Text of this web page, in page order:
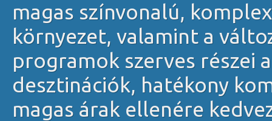
magas színvonalú,
környezet, valamint a
programok szerves részei
desztinációk, hatékony
magas árak ellenére